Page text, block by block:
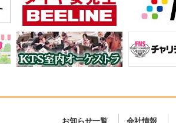
お知らせ一覧 会社情報